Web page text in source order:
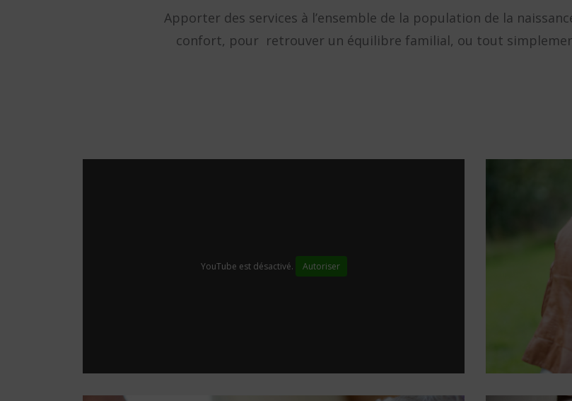
Apporter des services à l’ensemble de la population de la
confort, pour retrouver un équilibre familial, ou tout
YouTube est désactivé. Autoriser